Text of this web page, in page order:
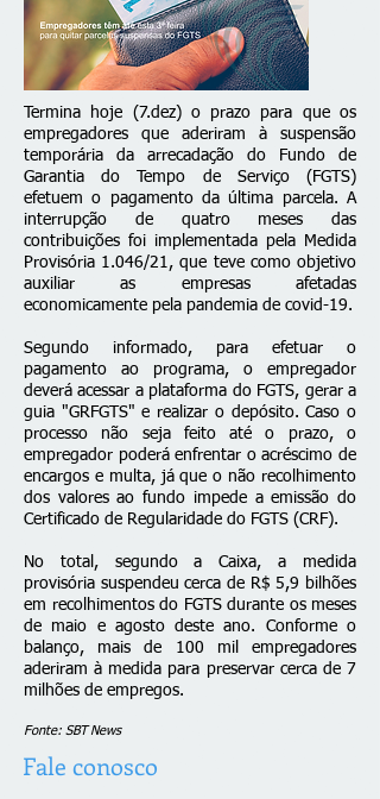
Termina hoje (7.dez) o prazo para que os
empregadores que aderiram à suspensão
temporária da arrecadação do Fundo de
Garantia do Tempo de Serviço (FGTS)
efetuem o pagamento da última parcela. A
interrupção de quatro meses das
contribuições foi implementada pela Medida
Provisória 1.046/21, que teve como objetivo
auxiliar as empresas afetadas
economicamente pela pandemia de covid-19.
Segundo informado, para efetuar o
pagamento ao programa, o empregador
deverá acessar a plataforma do FGTS, gerar a
guia "GRFGTS" e realizar o depósito. Caso o
processo não seja feito até o prazo, o
empregador poderá enfrentar o acréscimo de
encargos e multa, já que o não recolhimento
dos valores ao fundo impede a emissão do
Certificado de Regularidade do FGTS (CRF).
No total, segundo a Caixa, a medida
provisória suspendeu cerca de R$ 5,9 bilhões
em recolhimentos do FGTS durante os meses
de maio e agosto deste ano. Conforme o
balanço, mais de 100 mil empregadores
aderiram à medida para preservar cerca de 7
milhões de empregos.
Fonte: SBT News
Fale conosco